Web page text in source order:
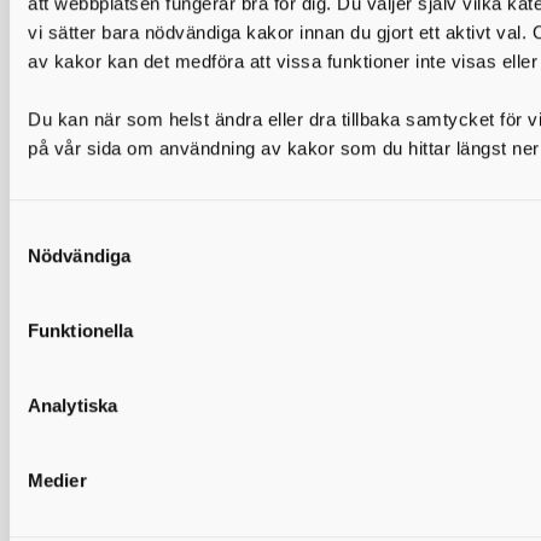
vi sätter bara nödvändiga kakor innan du gjort ett aktivt val.
av kakor kan det medföra att vissa funktioner inte visas
Du kan när som helst ändra eller dra tillbaka samtycket för
på vår sida om användning av kakor som du hittar längst
Nödvändiga
Funktionella
Analytiska
Medier
stort ställs allt högre krav på förmågan att ta emot och ge
muntlig och skriftlig information.
Avslut 2021
Studio Ludum
spelkulturintresserade unga kvinnor och män (15-24 år)